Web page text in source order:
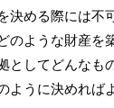
決める際には不
のような財産を
としてどんなも
ように決めれば